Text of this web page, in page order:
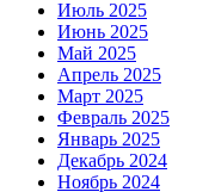
Июль 2025
Июнь 2025
Май 2025
Апрель 2025
Март 2025
Февраль 2025
Январь 2025
Декабрь 2024
Ноябрь 2024